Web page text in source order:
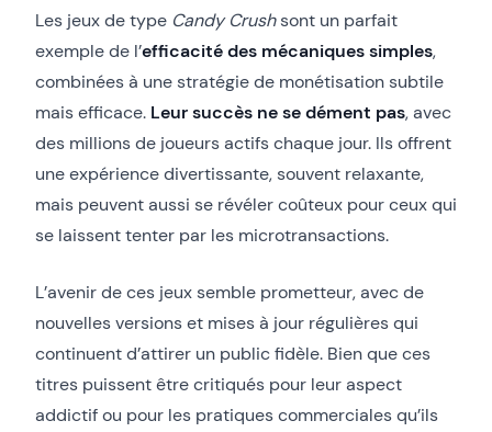
Les jeux de type Candy Crushsont un parfait
exemple de l’efficacité des mécaniques simples,
combinées à une stratégie de monétisation subtile
mais efficace. Leur succès ne se dément pas, avec
des millions de joueurs actifs chaque jour. Ils offrent
une expérience divertissante, souvent relaxante,
mais peuvent aussi se révéler coûteux pour ceux qui
se laissent tenter par les microtransactions.
L’avenir de ces jeux semble prometteur, avec de
nouvelles versions et mises à jour régulières qui
continuent d’attirer un public fidèle. Bien que ces
titres puissent être critiqués pour leur aspect
addictif ou pour les pratiques commerciales qu’ils